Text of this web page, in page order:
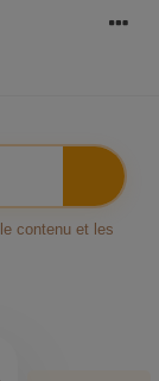
contenu et les